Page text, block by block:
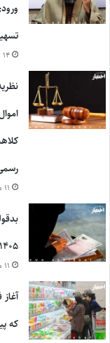
۱۴ مرداد ۱۴۰۵
۱۱ مرداد ۱۴۰۵
۱۴۰۵
۱۱ مرداد ۱۴۰۵
که